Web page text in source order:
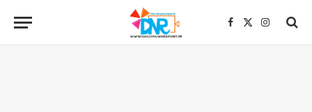
Facebook
X